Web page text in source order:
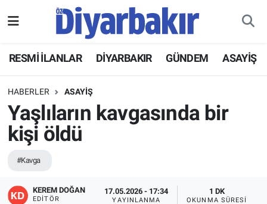
RESMİ İLANLAR DİYARBAKIR GÜNDEM ASAYİŞ
HABERLER ASAYİŞ
Yaşlıların kavgasında bir
kişi öldü
#Kavga
KEREM DOĞAN
EDITÖR
17.05.2026 - 17:34
YAYINLANMA
1 DK
OKUNMA SÜRESI
ASAYİŞ
DİYARBAKIR
EKONOMİ
GÜNDEM
BÖLGE
Hava Durumu
Namaz Vakitleri
Trafik Durumu
Süper Lig Puan Durumu ve Fikstür
Tüm Manşetler